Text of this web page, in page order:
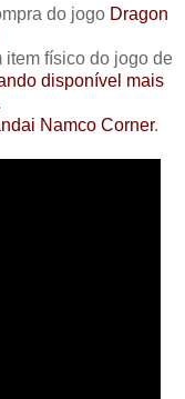
do jogo Dragon
item físico do jogo de
disponível mais
Namco Corner.